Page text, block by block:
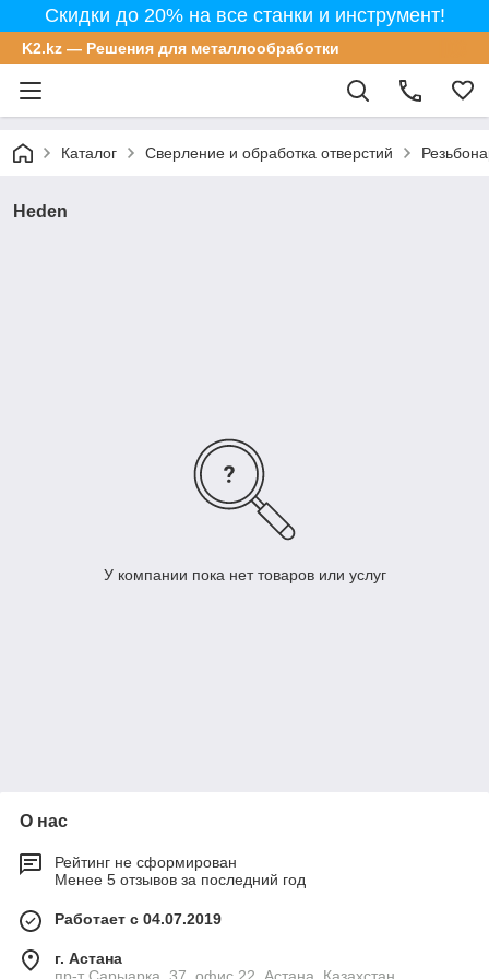
Скидки до 20% на все станки и инструмент!
K2.kz — Решения для металлообработки
Каталог Сверление и обработка отверстий
Heden
У компании пока нет товаров или услуг
О нас
Рейтинг не сформирован
Менее 5 отзывов за последний год
Работает с 04.07.2019
г. Астана